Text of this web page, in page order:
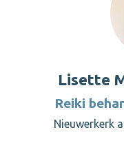
Lisette
Reiki
Nieuwerkerk